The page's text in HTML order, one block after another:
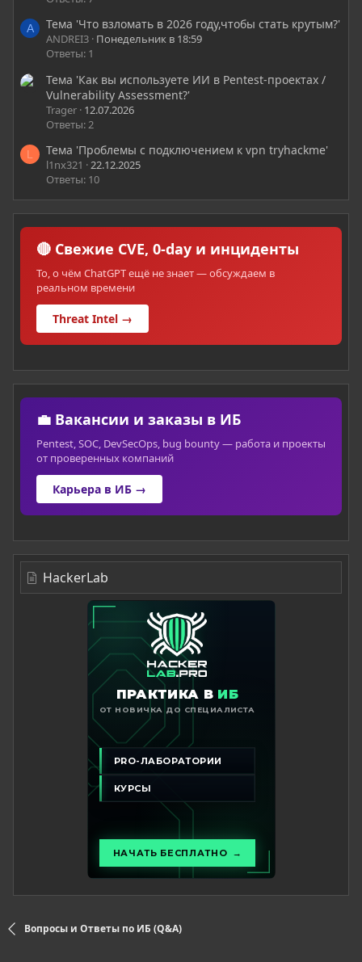
A Тема 'Что взломать в 2026 году,чтобы стать крутым?'
ANDREI3 Понедельник в 18:59
Ответы: 1
Тема 'Как вы используете ИИ в Pentest-проектах /
Vulnerability Assessment?'
Trager 12.07.2026
Ответы: 2
L Тема 'Проблемы с подключением к vpn tryhackme'
l1nx321
22.12.2025
Ответы: 10
🔴 Свежие CVE, 0-day и инциденты
То, о чём ChatGPT ещё не знает — обсуждаем в
реальном времени
Threat Intel →
💼 Вакансии и заказы в ИБ
Pentest, SOC, DevSecOps, bug bounty — работа и проекты
от проверенных компаний
Карьера в ИБ →
HackerLab
Вопросы и Ответы по ИБ (Q&A)